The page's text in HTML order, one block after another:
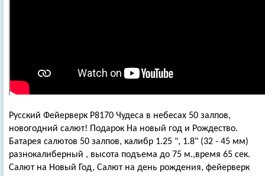
Русский Фейерверк Р8170 Чудеса в небесах 50 залпов,
новогодний салют! Подарок На новый год и Рождество.
Батарея салютов 50 залпов, калибр 1.25 ", 1.8" (32 - 45 мм)
разнокалиберный , высота подъема до 75 м.,время 65 сек.
Салют на Новый Год, Салют на день рождения, фейерверк